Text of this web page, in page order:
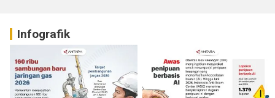
Infografik